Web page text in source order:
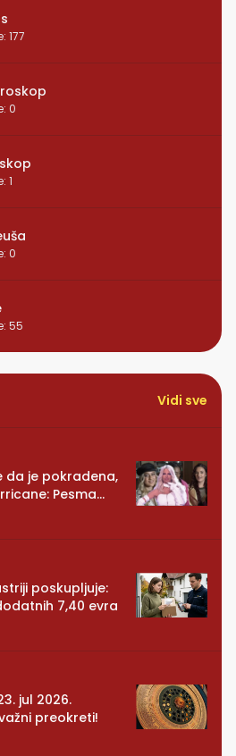
: 177
: 0
: 1
: 0
: 55
Vidi sve
da je pokradena,
Pesma
poskupljuje:
7,40 evra
jul 2026.
preokreti!